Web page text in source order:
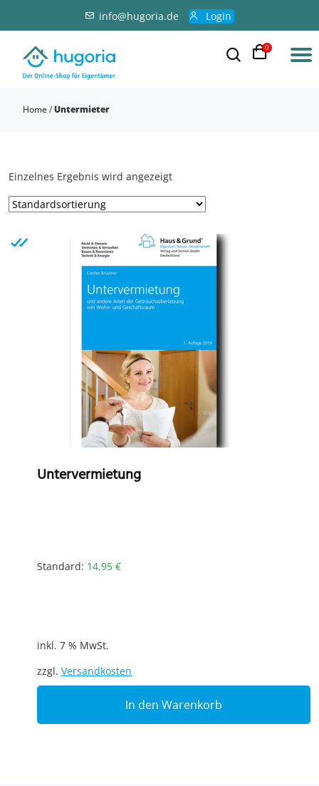
info@hugoria.de Login
0
Home /Untermieter
Einzelnes Ergebnis wird angezeigt
Untervermietung
Standard: 14,95 €
inkl. 7 % MwSt.
zzgl. Versandkosten
In den Warenkorb